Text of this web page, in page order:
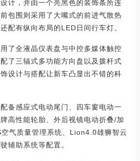
计，并由一个亮黑色的装饰条所连
包围则采用了大嘴式的前进气散热
配有纵向布局的LED日间行车灯。
全液晶仪表盘与中控多媒体触控
了三辐式多功能方向盘以及拨杆式
设计与搭配让新车凸显出不错的科
感应式电动尾门、四车窗电动一
高性能轮胎、外后视镜电动折叠/加
气质量管理系统、Lion4.0雄狮智云
辅助系统等配置。